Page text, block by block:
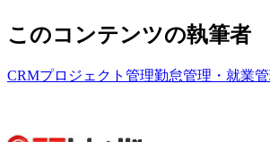
このコンテンツの執筆者
CRMプロジェクト管理勤怠管理・就業